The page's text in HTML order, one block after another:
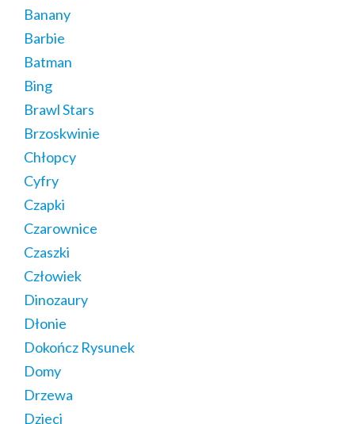
Banany
Barbie
Batman
Bing
Brawl Stars
Brzoskwinie
Chłopcy
Cyfry
Czapki
Czarownice
Czaszki
Człowiek
Dinozaury
Dłonie
Dokończ Rysunek
Domy
Drzewa
Dzieci